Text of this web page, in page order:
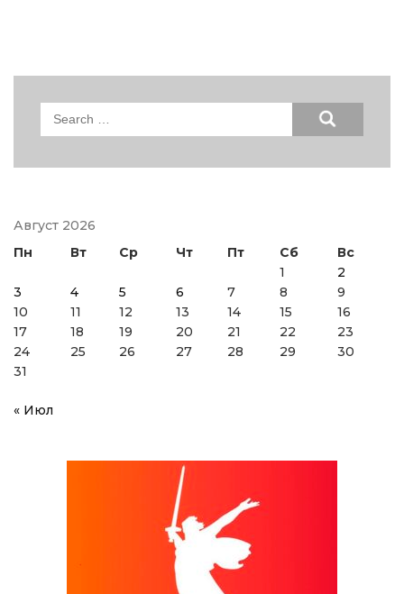
Search
Август 2026
Пн
Вт Ср Чт Пт Сб
Вс
1
2
3
4 5 6 7 8
9
10
11 12 13 14 15
16
17
18 19 20 21 22
23
24
25 26 27 28 29
30
31
« Июл